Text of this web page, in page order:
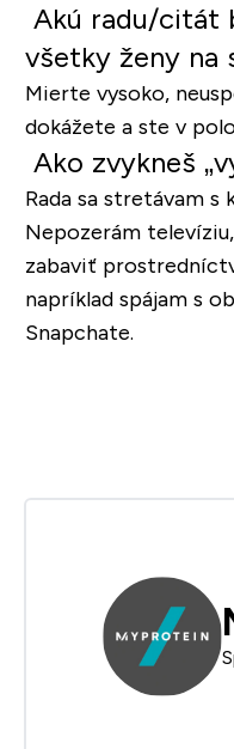
Akú radu/citát
všetky ženy na
Mierte vysoko,
dokážete a ste v
Ako zvykneš
Rada sa stretávam s
Nepozerám
zabaviť
napríklad spájam s
Snapchate.